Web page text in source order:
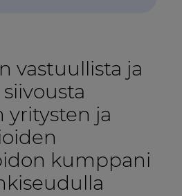
vastuullista ja
yritysten ja
kumppani